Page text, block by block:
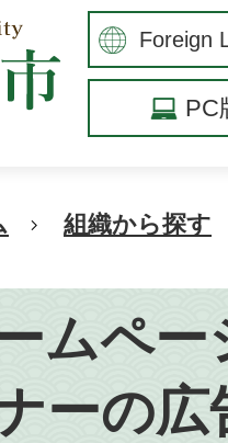
PC
組織から探す
ムペー
ーの